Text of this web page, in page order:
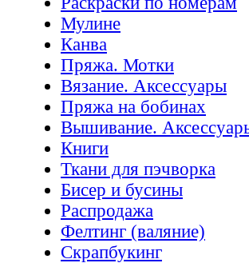
Мулине
Канва
Пряжа. Мотки
Вязание. Аксессуары
Пряжа на бобинах
Вышивание.
Книги
Ткани для пэчворка
Бисер и бусины
Распродажа
Фелтинг (валяние)
Скрапбукинг